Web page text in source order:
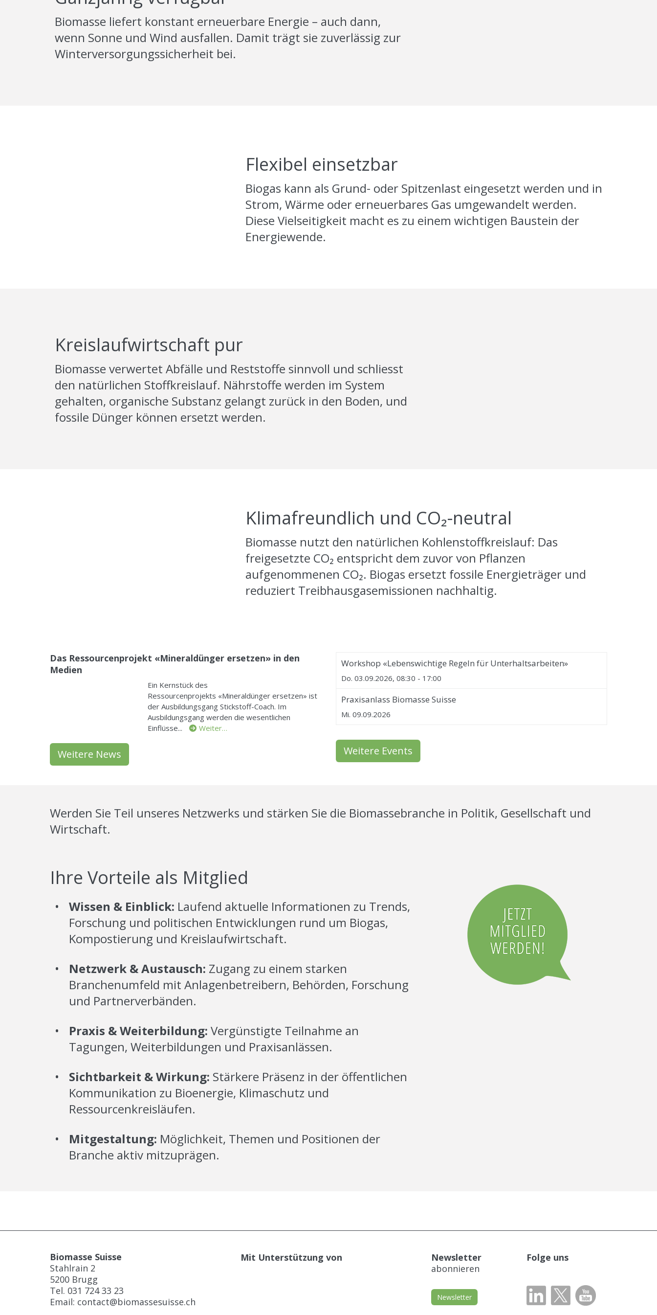
Biomasse liefert konstant erneuerbare Energie – auch dann,
wenn Sonne und Wind ausfallen. Damit trägt sie zuverlässig zur
Winterversorgungssicherheit bei.
Flexibel einsetzbar
Biogas kann als Grund- oder Spitzenlast eingesetzt werden und in
Strom, Wärme oder erneuerbares Gas umgewandelt werden.
Diese Vielseitigkeit macht es zu einem wichtigen Baustein der
Energiewende.
Kreislaufwirtschaft pur
Biomasse verwertet Abfälle und Reststoffe sinnvoll und schliesst
den natürlichen Stoffkreislauf. Nährstoffe werden im System
gehalten, organische Substanz gelangt zurück in den Boden, und
fossile Dünger können ersetzt werden.
Klimafreundlich und CO₂-neutral
Biomasse nutzt den natürlichen Kohlenstoffkreislauf: Das
freigesetzte CO₂ entspricht dem zuvor von Pflanzen
aufgenommenen CO₂. Biogas ersetzt fossile Energieträger und
reduziert Treibhausgasemissionen nachhaltig.
Das Ressourcenprojekt «Mineraldünger ersetzen» in den
Medien
Ein Kernstück des
Ressourcenprojekts «Mineraldünger ersetzen» ist
der Ausbildungsgang Stickstoff-Coach. Im
Ausbildungsgang werden die wesentlichen
Einflüsse...
Weiter…
Weitere News
Workshop «Lebenswichtige Regeln für Unterhaltsarbeiten»
Do. 03.09.2026, 08:30 - 17:00
Praxisanlass Biomasse Suisse
Mi. 09.09.2026
Weitere Events
Werden Sie Teil unseres Netzwerks und stärken Sie die Biomassebranche in Politik, Gesellschaft und
Wirtschaft.
Ihre Vorteile als Mitglied
• Wissen & Einblick: Laufend aktuelle Informationen zu Trends,
Forschung und politischen Entwicklungen rund um Biogas,
Kompostierung und Kreislaufwirtschaft.
•
Netzwerk & Austausch: Zugang zu einem starken
Branchenumfeld mit Anlagenbetreibern, Behörden, Forschung
und Partnerverbänden.
•
Praxis & Weiterbildung: Vergünstigte Teilnahme an
Tagungen, Weiterbildungen und Praxisanlässen.
•
Sichtbarkeit & Wirkung: Stärkere Präsenz in der öffentlichen
Kommunikation zu Bioenergie, Klimaschutz und
Ressourcenkreisläufen.
•
Mitgestaltung: Möglichkeit, Themen und Positionen der
Branche aktiv mitzuprägen.
Biomasse Suisse
Stahlrain 2
5200 Brugg
Tel. 031 724 33 23
Email: contact@biomassesuisse.ch
Mit Unterstützung von
Newsletter
​​​​​​​abonnieren
Newsletter
Folge uns